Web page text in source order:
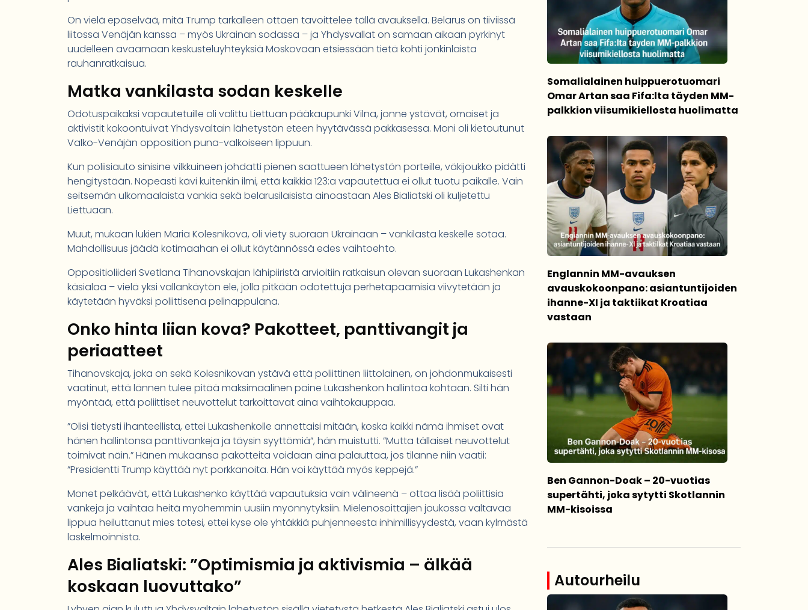
On vielä epäselvää, mitä Trump tarkalleen ottaen tavoittelee tällä avauksella. Belarus on tiiviissä
liitossa Venäjän kanssa – myös Ukrainan sodassa – ja Yhdysvallat on samaan aikaan pyrkinyt
uudelleen avaamaan keskusteluyhteyksiä Moskovaan etsiessään tietä kohti jonkinlaista
rauhanratkaisua.
Matka vankilasta sodan keskelle
Odotuspaikaksi vapautetuille oli valittu Liettuan pääkaupunki Vilna, jonne ystävät, omaiset ja
aktivistit kokoontuivat Yhdysvaltain lähetystön eteen hyytävässä pakkasessa. Moni oli kietoutunut
Valko-Venäjän opposition puna-valkoiseen lippuun.
Kun poliisiauto sinisine vilkkuineen johdatti pienen saattueen lähetystön porteille, väkijoukko pidätti
hengitystään. Nopeasti kävi kuitenkin ilmi, että kaikkia 123:a vapautettua ei ollut tuotu paikalle. Vain
seitsemän ulkomaalaista vankia sekä belarusilaisista ainoastaan Ales Bialiatski oli kuljetettu
Liettuaan.
Muut, mukaan lukien Maria Kolesnikova, oli viety suoraan Ukrainaan – vankilasta keskelle sotaa.
Mahdollisuus jäädä kotimaahan ei ollut käytännössä edes vaihtoehto.
Oppositioliideri Svetlana Tihanovskajan lähipiiristä arvioitiin ratkaisun olevan suoraan Lukashenkan
käsialaa – vielä yksi vallankäytön ele, jolla pitkään odotettuja perhetapaamisia viivytetään ja
käytetään hyväksi poliittisena pelinappulana.
Onko hinta liian kova? Pakotteet, panttivangit ja
periaatteet
Tihanovskaja, joka on sekä Kolesnikovan ystävä että poliittinen liittolainen, on johdonmukaisesti
vaatinut, että lännen tulee pitää maksimaalinen paine Lukashenkon hallintoa kohtaan. Silti hän
myöntää, että poliittiset neuvottelut tarkoittavat aina vaihtokauppaa.
”Olisi tietysti ihanteellista, ettei Lukashenkolle annettaisi mitään, koska kaikki nämä ihmiset ovat
hänen hallintonsa panttivankeja ja täysin syyttömiä”, hän muistutti. ”Mutta tällaiset neuvottelut
toimivat näin.” Hänen mukaansa pakotteita voidaan aina palauttaa, jos tilanne niin vaatii:
”Presidentti Trump käyttää nyt porkkanoita. Hän voi käyttää myös keppejä.”
Monet pelkäävät, että Lukashenko käyttää vapautuksia vain välineenä – ottaa lisää poliittisia
vankeja ja vaihtaa heitä myöhemmin uusiin myönnytyksiin. Mielenosoittajien joukossa valtavaa
lippua heiluttanut mies totesi, ettei kyse ole yhtäkkiä puhjenneesta inhimillisyydestä, vaan kylmästä
laskelmoinnista.
Ales Bialiatski: ”Optimismia ja aktivismia – älkää
koskaan luovuttako”
Somalialainen huippuerotuomari
Omar Artan saa Fifa:lta täyden MM-
palkkion viisumikiellosta huolimatta
Englannin MM-avauksen
avauskokoonpano: asiantuntijoiden
ihanne-XI ja taktiikat Kroatiaa
vastaan
Ben Gannon-Doak – 20-vuotias
supertähti, joka sytytti Skotlannin
MM-kisoissa
Autourheilu